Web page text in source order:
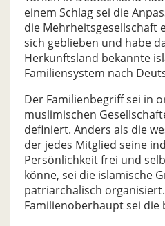
einem Schlag sei die
die Mehrheitsgesellschaft
sich geblieben und habe
Herkunftsland bekannte
Familiensystem nach
Der Familienbegriff sei in
muslimischen
definiert. Anders als die
der jedes Mitglied seine
Persönlichkeit frei und
könne, sei die islamische
patriarchalisch
Familienoberhaupt sei die